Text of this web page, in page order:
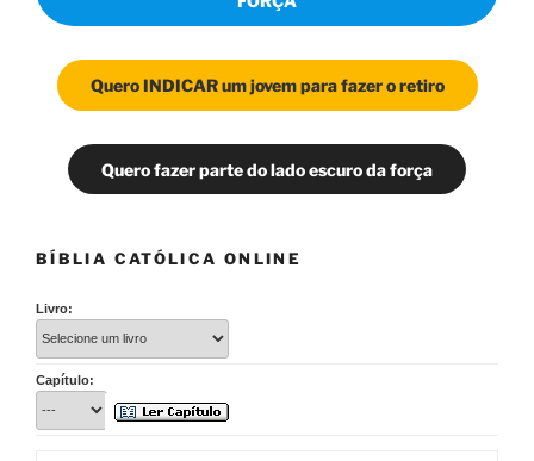
Quero INDICAR um jovem para fazer o retiro
Quero fazer parte do lado escuro da força
BÍBLIA CATÓLICA ONLINE
Livro:
Capítulo: